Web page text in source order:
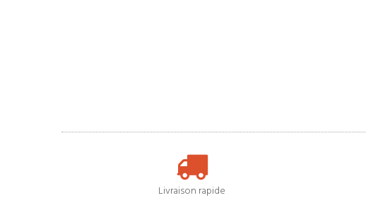
Livraison rapide